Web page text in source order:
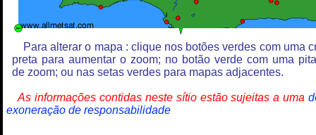
Para alterar o mapa : clique nos botões verdes com uma
preta para aumentar o zoom; no botão verde com uma
de zoom; ou nas setas verdes para mapas adjacentes.
As informações contidas neste sítio estão sujeitas a uma
exoneração de responsabilidade